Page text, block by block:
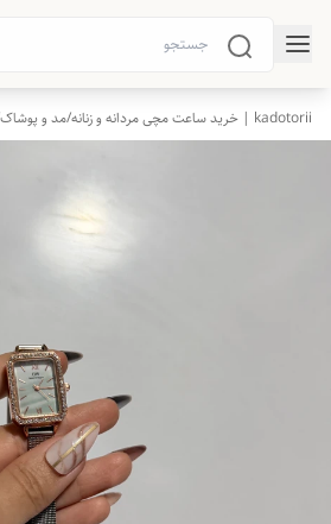
kadotorii | خرید ساعت مچی مردانه و زنانه /مد و پوشاک